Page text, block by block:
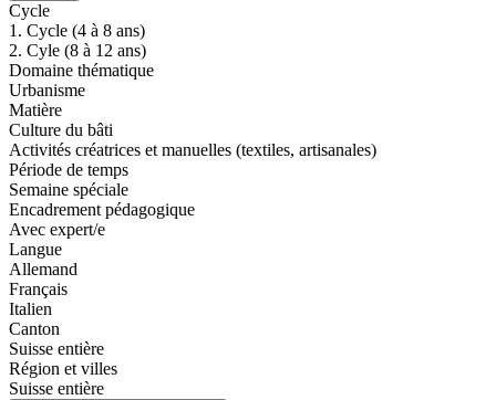
Cycle
1. Cycle (4 à 8 ans)
2. Cyle (8 à 12 ans)
Domaine thématique
Urbanisme
Matière
Culture du bâti
Activités créatrices et manuelles (textiles, artisanales)
Période de temps
Semaine spéciale
Encadrement pédagogique
Avec expert/e
Langue
Allemand
Français
Italien
Canton
Suisse entière
Région et villes
Suisse entière